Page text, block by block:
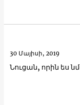
Նուցան, որին ես
30 Մայիսի, 2019